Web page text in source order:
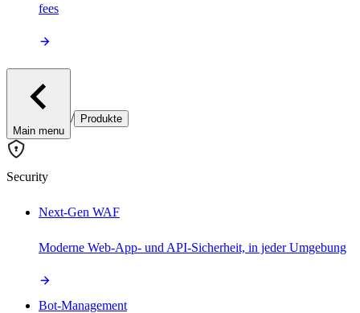
fees
Main menu
/ Produkte
Security
Next-Gen WAF
Moderne Web-App- und API-Sicherheit, in jeder Umgebung
Bot-Management